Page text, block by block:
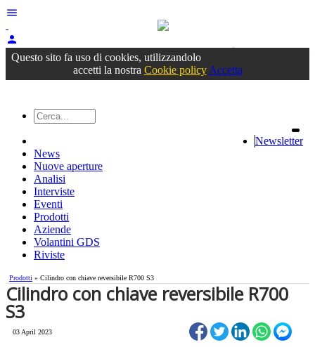
menu
person
Accedioppure registrati
Questo sito fa uso di cookies, utilizzandolo
accetti la nostra Cookie policy Accetta
Newsletter
News
Nuove aperture
Analisi
Interviste
Eventi
Prodotti
Aziende
Volantini GDS
Riviste
Prodotti » Cilindro con chiave reversibile R700 S3
Cilindro con chiave reversibile R700
S3
03 April 2023